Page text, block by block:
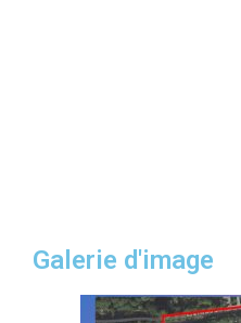
Galerie d'image